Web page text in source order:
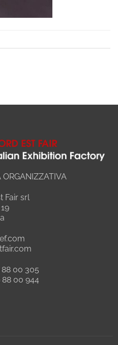
ORGANIZZATIVA
Fair srl
88 00 305
88 00 944